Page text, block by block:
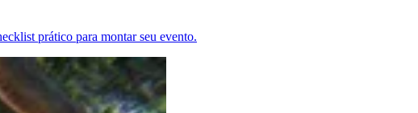
prático para montar seu evento.